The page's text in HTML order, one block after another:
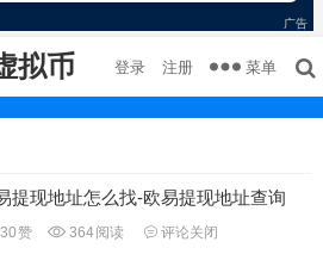
拟币 登录 注册 菜单
提现地址怎么找-欧易提现地址查询
赞 364阅读 评论关闭